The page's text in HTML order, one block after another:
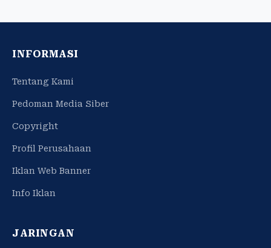
INFORMASI
Tentang Kami
Pedoman Media Siber
Copyright
Profil Perusahaan
Iklan Web Banner
Info Iklan
JARINGAN